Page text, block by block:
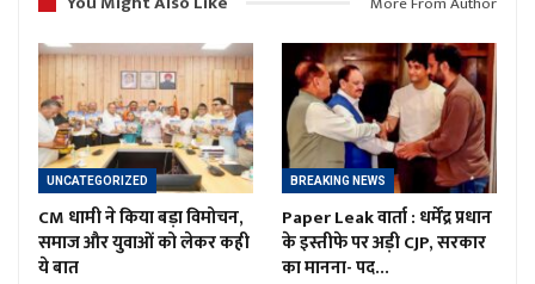
UNCATEGORIZED
CM धामी ने किया बड़ा विमोचन,
समाज और युवाओं को लेकर कही
ये बात
BREAKING NEWS
Paper Leak वार्ता : धर्मेंद्र प्रधान
के इस्तीफे पर अड़ी CJP, सरकार
का मानना- पद…